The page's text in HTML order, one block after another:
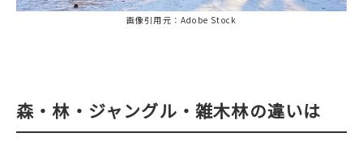
画像引用元：Adobe Stock
森・林・ジャングル・雑木林の違いは